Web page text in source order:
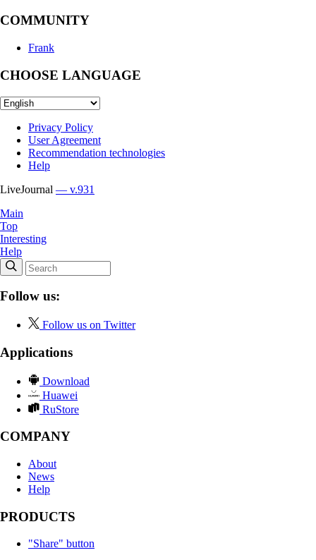
COMMUNITY
Frank
CHOOSE LANGUAGE
Privacy Policy
User Agreement
Recommendation technologies
Help
LiveJournal — v.931
Main
Top
Interesting
Help
Follow us:
Follow us on Twitter
Applications
Download
Huawei
RuStore
COMPANY
About
News
Help
PRODUCTS
"Share" button